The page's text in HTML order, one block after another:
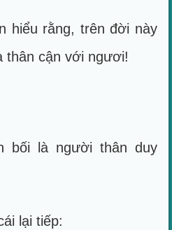
hiểu rằng, trên đời này
thân cận với ngươi!
bối là người thân duy
lại tiếp: